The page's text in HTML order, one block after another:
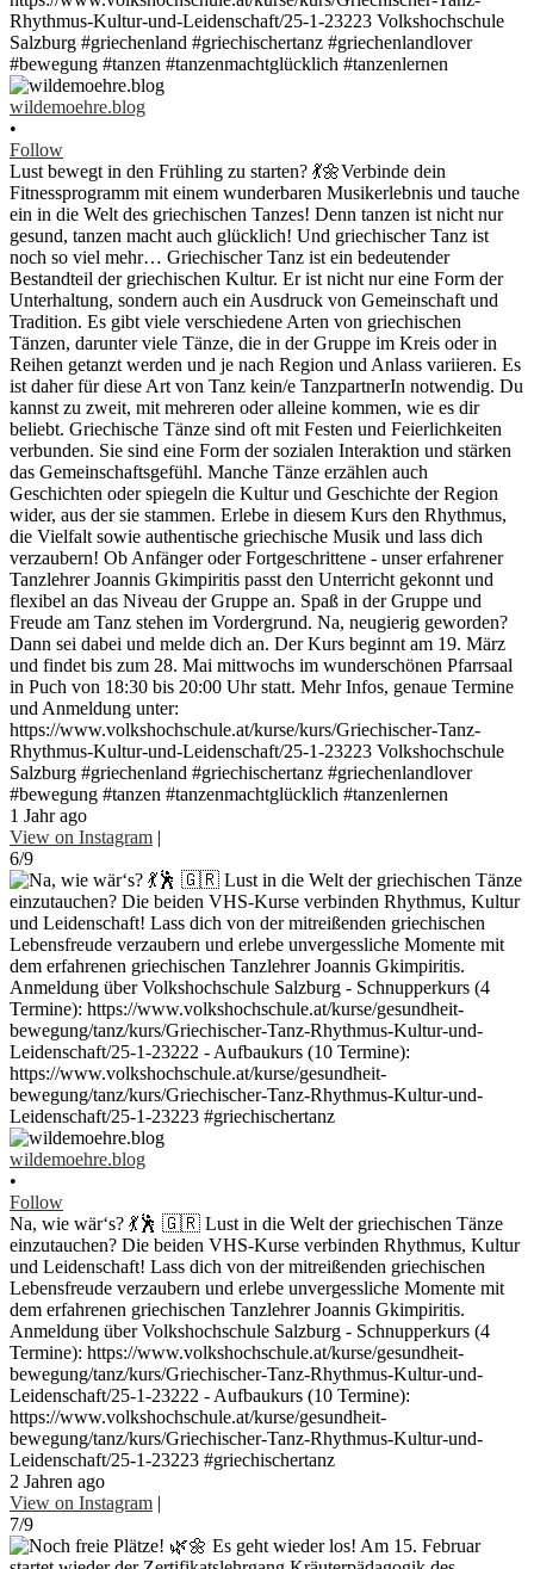
wildemoehre.blog
•
Follow
Lust bewegt in den Frühling zu starten? 💃🌼Verbinde dein
Fitnessprogramm mit einem wunderbaren Musikerlebnis und tauche
ein in die Welt des griechischen Tanzes! Denn tanzen ist nicht nur
gesund, tanzen macht auch glücklich! Und griechischer Tanz ist
noch so viel mehr… Griechischer Tanz ist ein bedeutender
Bestandteil der griechischen Kultur. Er ist nicht nur eine Form der
Unterhaltung, sondern auch ein Ausdruck von Gemeinschaft und
Tradition. Es gibt viele verschiedene Arten von griechischen
Tänzen, darunter viele Tänze, die in der Gruppe im Kreis oder in
Reihen getanzt werden und je nach Region und Anlass variieren. Es
ist daher für diese Art von Tanz kein/e TanzpartnerIn notwendig. Du
kannst zu zweit, mit mehreren oder alleine kommen, wie es dir
beliebt. Griechische Tänze sind oft mit Festen und Feierlichkeiten
verbunden. Sie sind eine Form der sozialen Interaktion und stärken
das Gemeinschaftsgefühl. Manche Tänze erzählen auch
Geschichten oder spiegeln die Kultur und Geschichte der Region
wider, aus der sie stammen. Erlebe in diesem Kurs den Rhythmus,
die Vielfalt sowie authentische griechische Musik und lass dich
verzaubern! Ob Anfänger oder Fortgeschrittene - unser erfahrener
Tanzlehrer Joannis Gkimpiritis passt den Unterricht gekonnt und
flexibel an das Niveau der Gruppe an. Spaß in der Gruppe und
Freude am Tanz stehen im Vordergrund. Na, neugierig geworden?
Dann sei dabei und melde dich an. Der Kurs beginnt am 19. März
und findet bis zum 28. Mai mittwochs im wunderschönen Pfarrsaal
in Puch von 18:30 bis 20:00 Uhr statt. Mehr Infos, genaue Termine
und Anmeldung unter:
https://www.volkshochschule.at/kurse/kurs/Griechischer-Tanz-
Rhythmus-Kultur-und-Leidenschaft/25-1-23223 Volkshochschule
Salzburg #griechenland #griechischertanz #griechenlandlover
#bewegung #tanzen #tanzenmachtglücklich #tanzenlernen
1 Jahr ago
View on Instagram |
6/9
wildemoehre.blog
•
Follow
Na, wie wär‘s? 💃🕺 🇬🇷 Lust in die Welt der griechischen Tänze
einzutauchen? Die beiden VHS-Kurse verbinden Rhythmus, Kultur
und Leidenschaft! Lass dich von der mitreißenden griechischen
Lebensfreude verzaubern und erlebe unvergessliche Momente mit
dem erfahrenen griechischen Tanzlehrer Joannis Gkimpiritis.
Anmeldung über Volkshochschule Salzburg - Schnupperkurs (4
Termine): https://www.volkshochschule.at/kurse/gesundheit-
bewegung/tanz/kurs/Griechischer-Tanz-Rhythmus-Kultur-und-
Leidenschaft/25-1-23222 - Aufbaukurs (10 Termine):
https://www.volkshochschule.at/kurse/gesundheit-
bewegung/tanz/kurs/Griechischer-Tanz-Rhythmus-Kultur-und-
Leidenschaft/25-1-23223 #griechischertanz
2 Jahren ago
View on Instagram |
7/9